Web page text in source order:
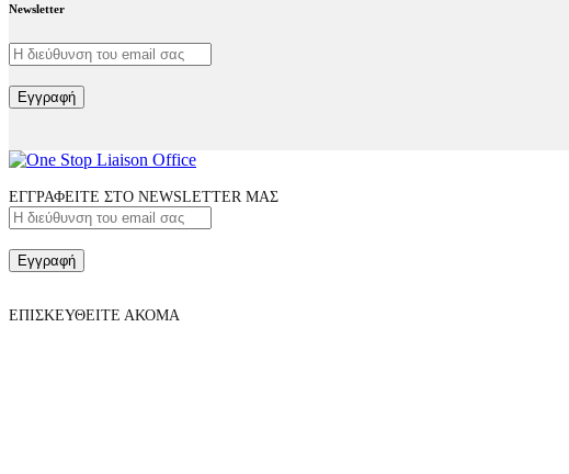
Newsletter
Εγγραφή
ΕΓΓΡΑΦΕΙΤΕ ΣΤΟ NEWSLETTER ΜΑΣ
Εγγραφή
ΕΠΙΣΚΕΥΘΕΙΤΕ ΑΚΟΜΑ